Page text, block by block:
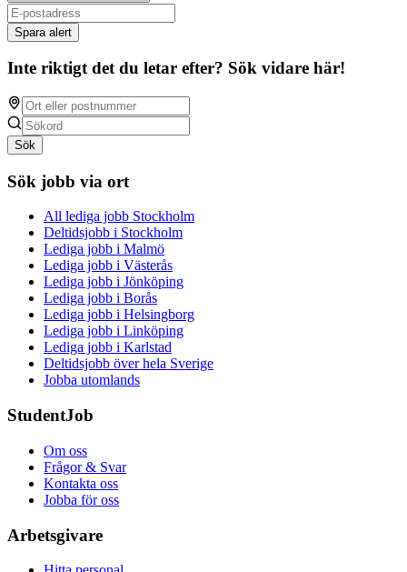
Spara alert
Inte riktigt det du letar efter? Sök vidare här!
Sök
Sök jobb via ort
All lediga jobb Stockholm
Deltidsjobb i Stockholm
Lediga jobb i Malmö
Lediga jobb i Västerås
Lediga jobb i Jönköping
Lediga jobb i Borås
Lediga jobb i Helsingborg
Lediga jobb i Linköping
Lediga jobb i Karlstad
Deltidsjobb över hela Sverige
Jobba utomlands
StudentJob
Om oss
Frågor & Svar
Kontakta oss
Jobba för oss
Arbetsgivare